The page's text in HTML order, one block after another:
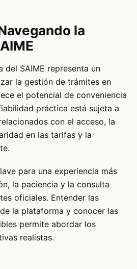
la
del SAIME representa un
la gestión de trámites en
el potencial de conveniencia
práctica está sujeta a
con el acceso, la
en las tarifas y la
para una experiencia más
la paciencia y la consulta
oficiales. Entender las
la plataforma y conocer las
permite abordar los
realistas.